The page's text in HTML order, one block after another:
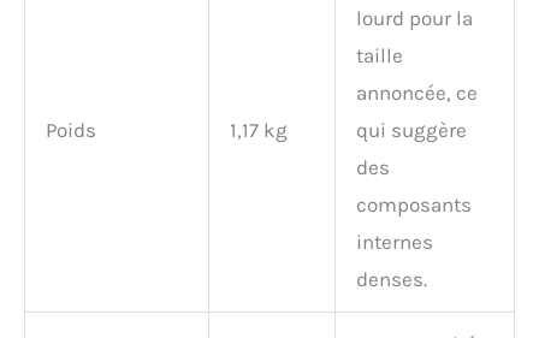
Poids 1,17 kg
lourd pour la
taille
annoncée, ce
qui suggère
des
composants
internes
denses.